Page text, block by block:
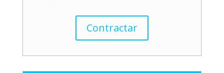
Contractar